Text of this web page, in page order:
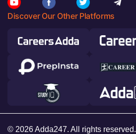
Discover Our Other Platforms
© 2026 Adda247. All rights reserved.